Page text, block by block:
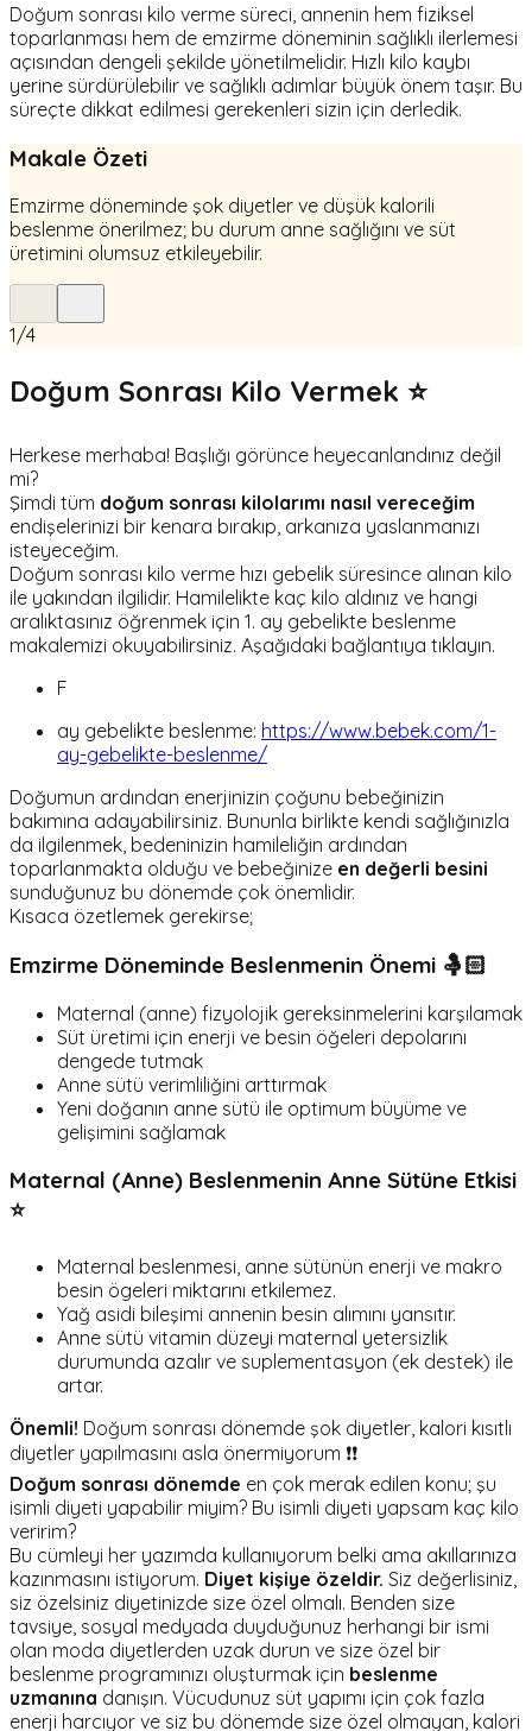
Doğum sonrası kilo verme süreci, annenin hem fiziksel
toparlanması hem de emzirme döneminin sağlıklı ilerlemesi
açısından dengeli şekilde yönetilmelidir. Hızlı kilo kaybı
yerine sürdürülebilir ve sağlıklı adımlar büyük önem taşır. Bu
süreçte dikkat edilmesi gerekenleri sizin için derledik.
Makale Özeti
Emzirme döneminde şok diyetler ve düşük kalorili
beslenme önerilmez; bu durum anne sağlığını ve süt
üretimini olumsuz etkileyebilir.
1/4
Doğum Sonrası Kilo Vermek ⭐
Herkese merhaba! Başlığı görünce heyecanlandınız değil
mi?
Şimdi tüm doğum sonrası kilolarımı nasıl vereceğim
endişelerinizi bir kenara bırakıp, arkanıza yaslanmanızı
isteyeceğim.
Doğum sonrası kilo verme hızı gebelik süresince alınan kilo
ile yakından ilgilidir. Hamilelikte kaç kilo aldınız ve hangi
aralıktasınız öğrenmek için 1. ay gebelikte beslenme
makalemizi okuyabilirsiniz. Aşağıdaki bağlantıya tıklayın.
F
ay gebelikte beslenme: https://www.bebek.com/1-
ay-gebelikte-beslenme/
Doğumun ardından enerjinizin çoğunu bebeğinizin
bakımına adayabilirsiniz. Bununla birlikte kendi sağlığınızla
da ilgilenmek, bedeninizin hamileliğin ardından
toparlanmakta olduğu ve bebeğinize en değerli besini
sunduğunuz bu dönemde çok önemlidir.
Kısaca özetlemek gerekirse;
Emzirme Döneminde Beslenmenin Önemi 🤱🏻
Maternal (anne) fizyolojik gereksinmelerini karşılamak
Süt üretimi için enerji ve besin öğeleri depolarını
dengede tutmak
Anne sütü verimliliğini arttırmak
Yeni doğanın anne sütü ile optimum büyüme ve
gelişimini sağlamak
Maternal (Anne) Beslenmenin Anne Sütüne Etkisi
⭐
Maternal beslenmesi, anne sütünün enerji ve makro
besin ögeleri miktarını etkilemez.
Yağ asidi bileşimi annenin besin alımını yansıtır.
Anne sütü vitamin düzeyi maternal yetersizlik
durumunda azalır ve suplementasyon (ek destek) ile
artar.
Önemli! Doğum sonrası dönemde şok diyetler, kalori kısıtlı
diyetler yapılmasını asla önermiyorum ❗❗
Doğum sonrası dönemde en çok merak edilen konu; şu
isimli diyeti yapabilir miyim? Bu isimli diyeti yapsam kaç kilo
veririm?
Bu cümleyi her yazımda kullanıyorum belki ama akıllarınıza
kazınmasını istiyorum. Diyet kişiye özeldir. Siz değerlisiniz,
siz özelsiniz diyetinizde size özel olmalı. Benden size
tavsiye, sosyal medyada duyduğunuz herhangi bir ismi
olan moda diyetlerden uzak durun ve size özel bir
beslenme programınızı oluşturmak için beslenme
uzmanına danışın. Vücudunuz süt yapımı için çok fazla
enerji harcıyor ve siz bu dönemde size özel olmayan, kalori